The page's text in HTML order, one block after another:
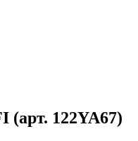
(арт. 122YA67)